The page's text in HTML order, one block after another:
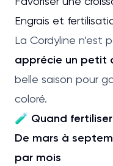
Engrais et
La Cordyline n’est
apprécie un petit
belle saison pour
coloré.
🧪 Quand
De mars à
par mois